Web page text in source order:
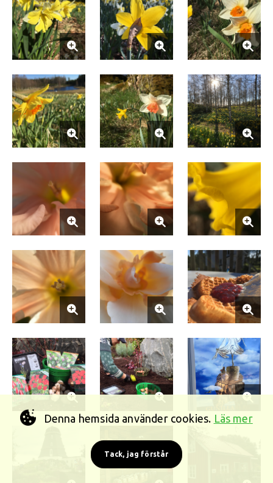
Denna hemsida använder cookies. Läs mer
Tack, jag förstår